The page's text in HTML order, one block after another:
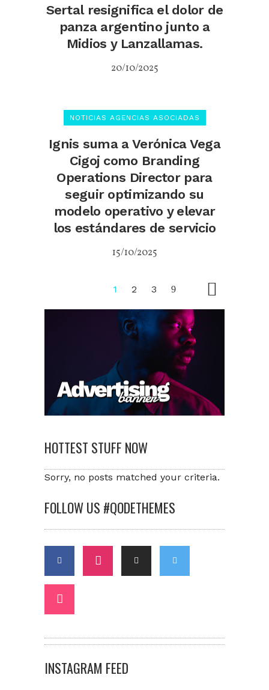
Sertal resignifica el dolor de
panza argentino junto a
Midios y Lanzallamas.
20/10/2025
NOTICIAS AGENCIAS ASOCIADAS
Ignis suma a Verónica Vega
Cigoj como Branding
Operations Director para
seguir optimizando su
modelo operativo y elevar
los estándares de servicio
15/10/2025
1 2 3
HOTTEST STUFF NOW
Sorry, no posts matched your criteria.
FOLLOW US #QODETHEMES
INSTAGRAM FEED